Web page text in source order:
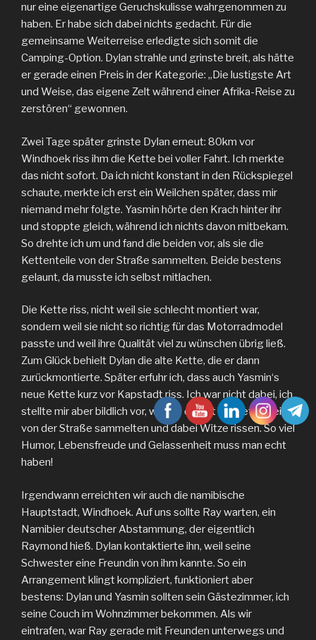
nur eine eigenartige Geruchskulisse wahrgenommen zu
haben. Er habe sich dabei nichts gedacht. Für die
gemeinsame Weiterreise erledigte sich somit die
Camping-Option. Dylan strahle und grinste breit, als hätte
er gerade einen Preis in der Kategorie: „Die lustigste Art
und Weise, das eigene Zelt während einer Afrika-Reise zu
zerstören“ gewonnen.
Zwei Tage später grinste Dylan erneut: 80km vor
Windhoek riss ihm die Kette bei voller Fahrt. Ich merkte
das nicht sofort. Da ich nicht konstant in den Rückspiegel
schaute, merkte ich erst ein Weilchen später, dass mir
niemand mehr folgte. Yasmin hörte den Krach hinter ihr
und stoppte gleich, während ich nichts davon mitbekam.
So drehte ich um und fand die beiden vor, als sie die
Kettenteile von der Straße sammelten. Beide bestens
gelaunt, da musste ich selbst mitlachen.
Die Kette riss, nicht weil sie schlecht montiert war,
sondern weil sie nicht so richtig für das Motorradmodel
passte und weil ihre Qualität viel zu wünschen übrig ließ.
Zum Glück behielt Dylan die alte Kette, die er dann
zurückmontierte. Später erfuhr ich, dass auch Yasmin‘s
neue Kette kurz vor Kapstadt riss. Ich war nicht dabei, ich
stellte mir aber bildlich vor, wie sie erneut die Kettenteile
von der Straße sammelten und dabei Witze rissen. So viel
Humor, Lebensfreude und Gelassenheit muss man echt
haben!
Irgendwann erreichten wir auch die namibische
Hauptstadt, Windhoek. Auf uns sollte Ray warten, ein
Namibier deutscher Abstammung, der eigentlich
Raymond hieß. Dylan kontaktierte ihn, weil seine
Schwester eine Freundin von ihm kannte. So ein
Arrangement klingt kompliziert, funktioniert aber
bestens: Dylan und Yasmin sollten sein Gästezimmer, ich
seine Couch im Wohnzimmer bekommen. Als wir
eintrafen, war Ray gerade mit Freunden unterwegs und